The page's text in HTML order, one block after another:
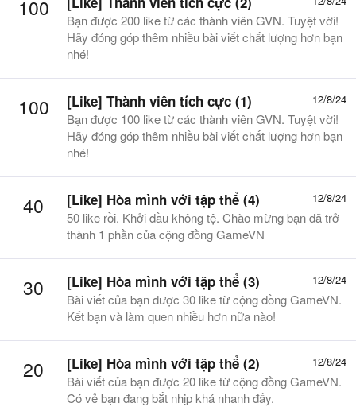
100
Bạn được 200 like từ các thành viên GVN. Tuyệt vời!
Hãy đóng góp thêm nhiều bài viết chất lượng hơn bạn
nhé!
100 12/8/24
[Like] Thành viên tích cực (1)
Bạn được 100 like từ các thành viên GVN. Tuyệt vời!
Hãy đóng góp thêm nhiều bài viết chất lượng hơn bạn
nhé!
40 12/8/24
[Like] Hòa mình với tập thể (4)
50 like rồi. Khởi đầu không tệ. Chào mừng bạn đã trở
thành 1 phần của cộng đồng GameVN
30 12/8/24
[Like] Hòa mình với tập thể (3)
Bài viết của bạn được 30 like từ cộng đồng GameVN.
Kết bạn và làm quen nhiều hơn nữa nào!
20 12/8/24
[Like] Hòa mình với tập thể (2)
Bài viết của bạn được 20 like từ cộng đồng GameVN.
Có vẻ bạn đang bắt nhịp khá nhanh đấy.